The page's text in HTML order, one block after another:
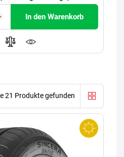
In den Warenkorb
21 Produkte gefunden